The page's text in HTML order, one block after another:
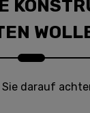
darauf